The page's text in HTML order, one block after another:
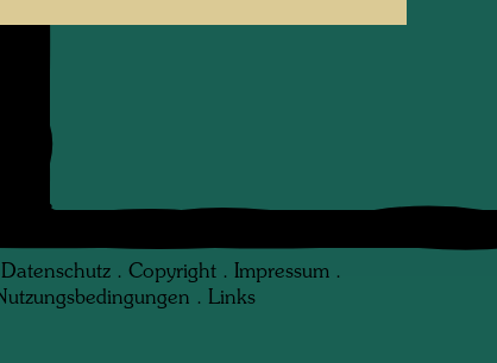
Datenschutz . Copyright . Impressum .
. Links